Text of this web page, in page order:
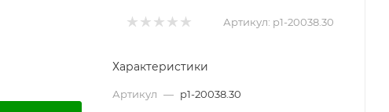
Артикул: p1-20038.30
Характеристики
Артикул — p1-20038.30